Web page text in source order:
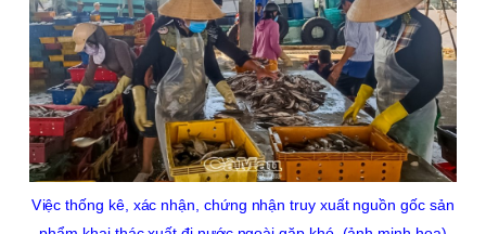
Việc thống kê, xác nhận, chứng nhận truy xuất nguồn gốc sản